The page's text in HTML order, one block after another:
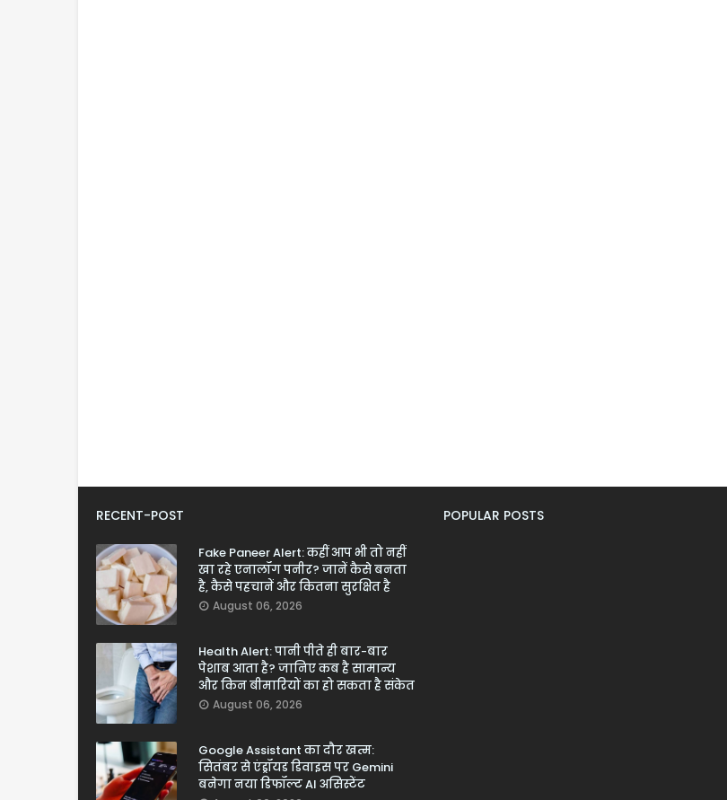
RECENT-POST
Fake Paneer Alert: कहीं आप भी तो नहीं
खा रहे एनालॉग पनीर? जानें कैसे बनता
है, कैसे पहचानें और कितना सुरक्षित है
August 06, 2026
Health Alert: पानी पीते ही बार-बार
पेशाब आता है? जानिए कब है सामान्य
और किन बीमारियों का हो सकता है संकेत
August 06, 2026
Google Assistant का दौर खत्म:
सितंबर से एंड्रॉयड डिवाइस पर Gemini
बनेगा नया डिफॉल्ट AI असिस्टेंट
POPULAR POSTS